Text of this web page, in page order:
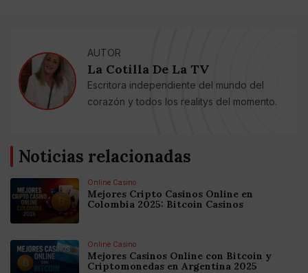
AUTOR
La Cotilla De La TV
Escritora independiente del mundo del
corazón y todos los realitys del momento.
Noticias relacionadas
Online Casino
Mejores Cripto Casinos Online en
Colombia 2025: Bitcoin Casinos
Online Casino
Mejores Casinos Online con Bitcoin y
Criptomonedas en Argentina 2025